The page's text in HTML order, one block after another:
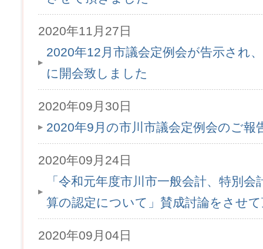
2020年11月27日
2020年12月市議会定例会が告示され
に開会致しました
2020年09月30日
2020年9月の市川市議会定例会のご報
2020年09月24日
「令和元年度市川市一般会計、特別
算の認定について」賛成討論をさせ
2020年09月04日